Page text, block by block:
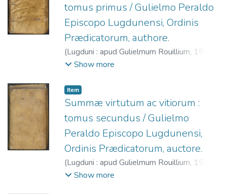
tomus primus / Gulielmo Peraldo
Episcopo Lugdunensi, Ordinis
Prædicatorum, authore.
(Lugduni : apud Gulielmum Rouillium, 1571
Guillaume Perault (O.P.), ca. 1200-1271.
Show more
Item
Summæ virtutum ac vitiorum :
tomus secundus / Gulielmo
Peraldo Episcopo Lugdunensi,
Ordinis Prædicatorum, auctore.
(Lugduni : apud Gulielmum Rouillium, 1585
Guillaume Perault (O.P.), ca. 1200-1271.
Show more